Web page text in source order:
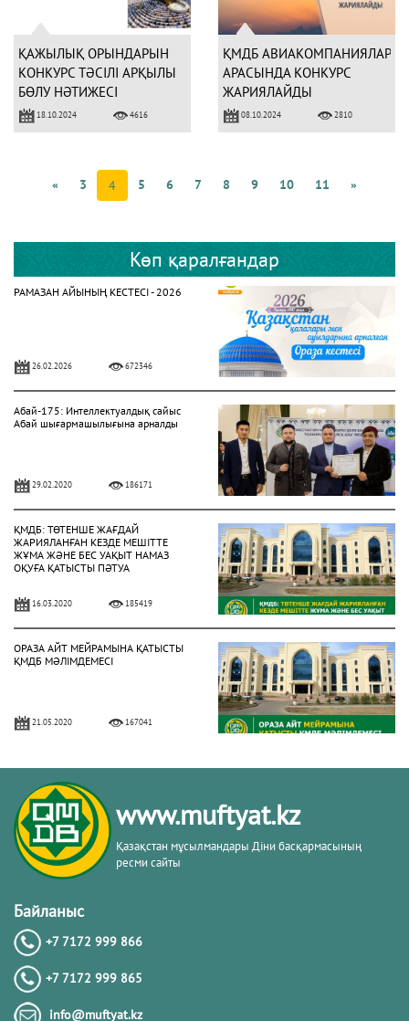
ҚАЖЫЛЫҚ ОРЫНДАРЫН
КОНКУРС ТӘСІЛІ АРҚЫЛЫ
БӨЛУ НӘТИЖЕСІ
18.10.2024 4616
ҚМДБ АВИАКОМПАНИЯЛАР
АРАСЫНДА КОНКУРС
ЖАРИЯЛАЙДЫ
08.10.2024 2810
« 3 4 5 6 7 8 9 10 11 »
Көп қаралғандар
РАМАЗАН АЙЫНЫҢ КЕСТЕСІ - 2026
26.02.2026 672346
Абай-175: Интеллектуалдық сайыс
Абай шығармашылығына арналды
29.02.2020 186171
ҚМДБ: ТӨТЕНШЕ ЖАҒДАЙ
ЖАРИЯЛАНҒАН КЕЗДЕ МЕШІТТЕ
ЖҰМА ЖӘНЕ БЕС УАҚЫТ НАМАЗ
ОҚУҒА ҚАТЫСТЫ ПӘТУА
16.03.2020 185419
ОРАЗА АЙТ МЕЙРАМЫНА ҚАТЫСТЫ
ҚМДБ МӘЛІМДЕМЕСІ
21.05.2020 167041
БИЫЛ РАМАЗАН АЙЫ 13 СӘУІРДЕ
БАСТАЛАДЫ (ФОТО)
02.04.2021
БЕРІЛДІ (ФОТО)
02.05.2021
ҚМДБ: БИЫЛ РАМАЗАН АЙЫ 2
СӘУІРДЕ БАСТАЛАДЫ (ФОТО)
www.muftyat.kz
Қазақстан мұсылмандары Діни басқармасының
ресми сайты
Байланыс
+7 7172 999 866
+7 7172 999 865
info@muftyat.kz